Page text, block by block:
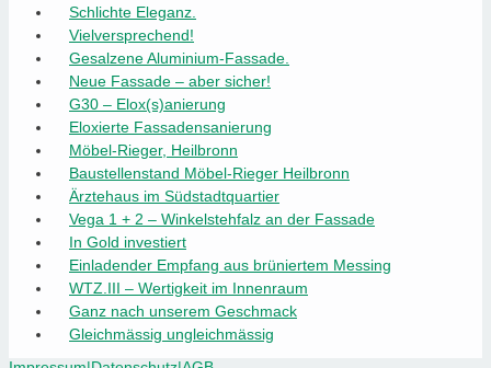
Schlichte Eleganz.
Vielversprechend!
Gesalzene Aluminium-Fassade.
Neue Fassade – aber sicher!
G30 – Elox(s)anierung
Eloxierte Fassadensanierung
Möbel-Rieger, Heilbronn
Baustellenstand Möbel-Rieger Heilbronn
Ärztehaus im Südstadtquartier
Vega 1 + 2 – Winkelstehfalz an der Fassade
In Gold investiert
Einladender Empfang aus brüniertem Messing
WTZ.III – Wertigkeit im Innenraum
Ganz nach unserem Geschmack
Gleichmässig ungleichmässig